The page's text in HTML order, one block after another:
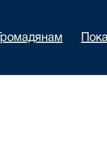
Громадянам